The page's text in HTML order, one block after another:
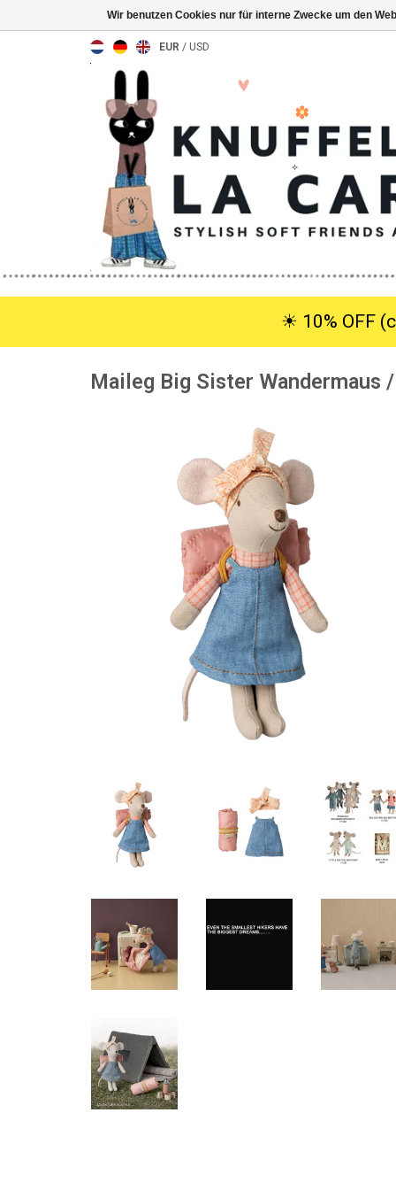
EUR / USD
☀︎ 10% OFF
Maileg Big Sister Wandermaus /
Wir benutzen Cookies nur für interne Zwecke um den